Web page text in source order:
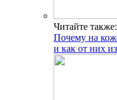
Читайте также:
Почему на
и как от них